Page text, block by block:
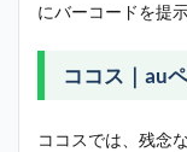
にバーコードを提
ココス｜au
ココスでは、残念